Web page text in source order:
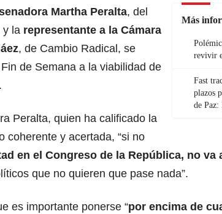
Más
revivir
Fast
plazos
de Paz:
Martha Peralta, del
y la representante a la Cámara
, de Cambio Radical, se
de Semana a la viabilidad de
Peralta, quien ha calificado la
coherente y acertada, “si no
en el Congreso de la República, no va
que no quieren que pase nada”.
es importante ponerse “por encima de